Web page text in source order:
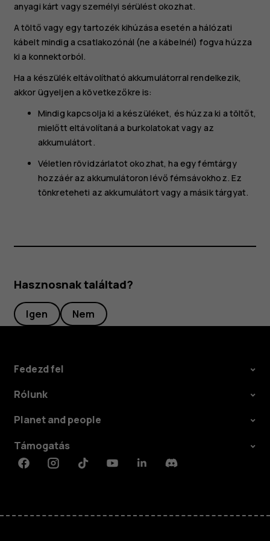
anyagi kárt vagy személyi sérülést okozhat.
A töltő vagy egy tartozék kihúzása esetén a hálózati
kábelt mindig a csatlakozónál (ne a kábelnél) fogva húzza
ki a konnektorból.
Ha a készülék eltávolítható akkumulátorral rendelkezik,
akkor ügyeljen a következőkre is:
Mindig kapcsolja ki a készüléket, és húzza ki a töltőt,
mielőtt eltávolítaná a burkolatokat vagy az
akkumulátort.
Véletlen rövidzárlatot okozhat, ha egy fémtárgy
hozzáér az akkumulátoron lévő fémsávokhoz. Ez
tönkreteheti az akkumulátort vagy a másik tárgyat.
Hasznosnak találtad?
Igen Nem
Fedezd fel
Rólunk
Planet and people
Támogatás
FacebookInstagramTiktokYoutubeLinkedinDiscord